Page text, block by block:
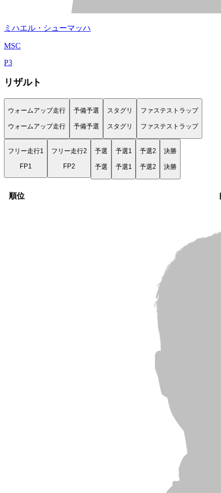
ミハエル・シューマッハ
MSC
P3
リザルト
ウォームアップ走行
ウォームアップ走行
予備予選
予備予選
スタグリ
スタグリ
ファステストラップ
ファステストラップ
フリー走行1
FP1
フリー走行2
FP2
予選
予選
予選1
予選1
予選2
予選2
決勝
決勝
順位